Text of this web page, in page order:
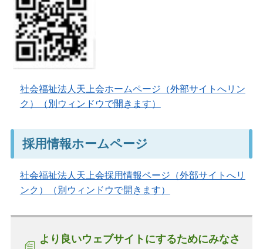
社会福祉法人天上会ホームページ（外部サイトへリン
ク）（別ウィンドウで開きます）
採用情報ホームページ
社会福祉法人天上会採用情報ページ（外部サイトへリ
ンク）（別ウィンドウで開きます）
より良いウェブサイトにするためにみなさ